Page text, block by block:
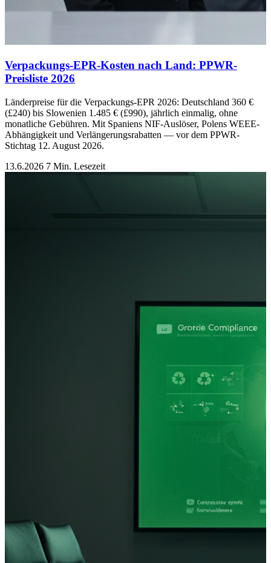
Verpackungs-EPR-Kosten nach Land: PPWR-
Preisliste 2026
Länderpreise für die Verpackungs-EPR 2026: Deutschland 360 €
(£240) bis Slowenien 1.485 € (£990), jährlich einmalig, ohne
monatliche Gebühren. Mit Spaniens NIF-Auslöser, Polens WEEE-
Abhängigkeit und Verlängerungsrabatten — vor dem PPWR-
Stichtag 12. August 2026.
13.6.2026 7 Min. Lesezeit